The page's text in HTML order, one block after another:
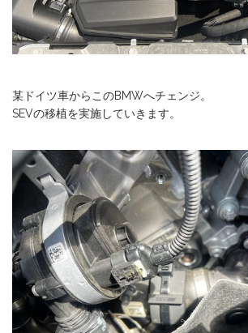
某ドイツ車からこのBMWへチェンジ。
SEVの移植を実施していきます。